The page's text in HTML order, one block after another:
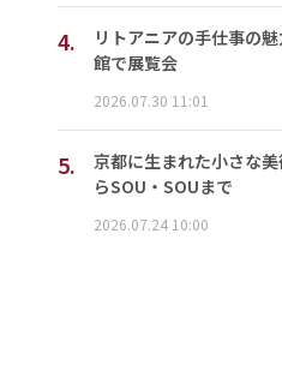
4.
リトアニアの手仕事の
館で展覧会
2026.07.30 11:01
5.
京都に生まれた小さな
らSOU・SOUまで
2026.07.24 10:00